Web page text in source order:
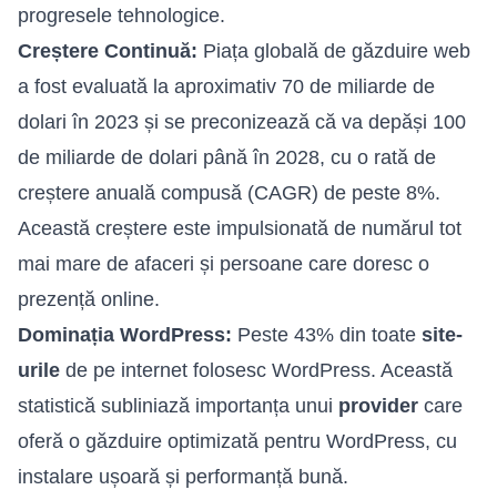
progresele tehnologice.
Creștere Continuă: Piața globală de găzduire web
a fost evaluată la aproximativ 70 de miliarde de
dolari în 2023 și se preconizează că va depăși 100
de miliarde de dolari până în 2028, cu o rată de
creștere anuală compusă (CAGR) de peste 8%.
Această creștere este impulsionată de numărul tot
mai mare de afaceri și persoane care doresc o
prezență online.
Dominația WordPress: Peste 43% din toate site-
urile de pe internet folosesc WordPress. Această
statistică subliniază importanța unui provider care
oferă o găzduire optimizată pentru WordPress, cu
instalare ușoară și performanță bună.